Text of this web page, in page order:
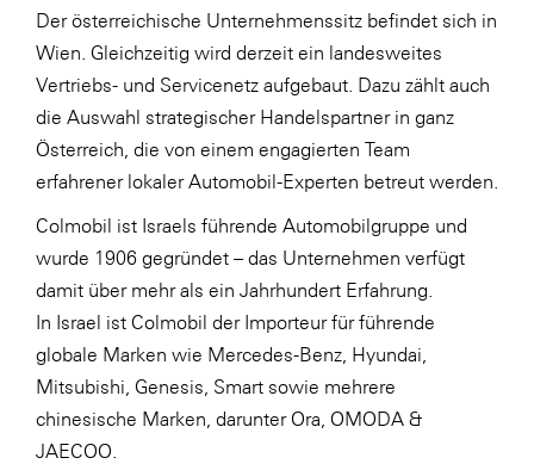
sebamed
SeneCura
SERVICE&MORE
SKINUANCE®
Somfy
Sony DADC
SPIEGLTEC
STIHL Tirol
Trend Micro
TAG GmbH
VALETTA
Der österreichische Unternehmenssitz befindet sich in
Wien. Gleichzeitig wird derzeit ein landesweites
Vertriebs- und Servicenetz aufgebaut. Dazu zählt auch
die Auswahl strategischer Handelspartner in ganz
Österreich, die von einem engagierten Team
erfahrener lokaler Automobil-Experten betreut werden.
Colmobil ist Israels führende Automobilgruppe und
wurde 1906 gegründet – das Unternehmen verfügt
damit über mehr als ein Jahrhundert Erfahrung.
In Israel ist Colmobil der Importeur für führende
globale Marken wie Mercedes-Benz, Hyundai,
Mitsubishi, Genesis, Smart sowie mehrere
chinesische Marken, darunter Ora, OMODA &
JAECOO.